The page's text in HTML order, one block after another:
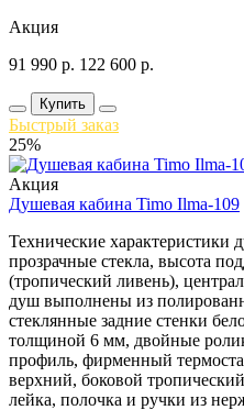
Акция
91 990 р. 122 600 р.
Купить
Быстрый заказ
25%
Акция
Душевая кабина Timo Ilma-109
Технические
прозрачные стекла, высота
(тропический ливень),
душ выполнены из
стеклянные задние стенки
толщиной 6 мм, двойные
профиль, фирменный
верхний, боковой
лейка, полочка и ручки из